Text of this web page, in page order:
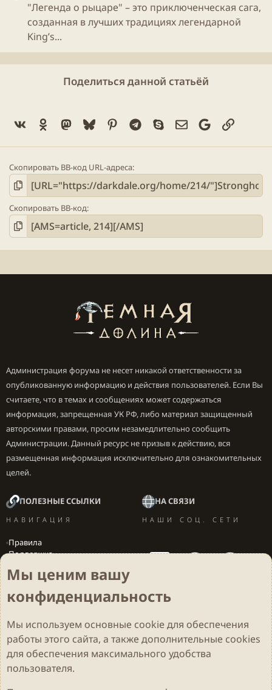
"Легенда о рыцаре" – это приключенческая сага,
созданная в лучших традициях легендарной
King’s...
Поделиться данной статьёй
Vk Ok Mastodon
BlueskyPinterestTelegram
SkypeЭлектронная
GoogleСсылка
Скопировать BB-код URL-адреса
Скопировать BB-код
Администрация форума не несет никакой ответственности за
опубликованную информацию и действия пользователей. Если Вы
считаете, что в темах и сообщениях может содержаться
информация, запрещенная УК РФ, либо материал защищенный
авторскими правами, просим незамедлительно сообщить
Администрации. Данный ресурс не призыв к действию, вся
размещенная информация исключительно для ознакомительных
целей.
ПОЛЕЗНЫЕ ССЫЛКИ
НАВИГАЦИЯ
Правила
Поддержка
Локализация игр
НА СВЯЗИ
НАШИ СОЦ. СЕТИ
Cookies Darkdale - Основа [v.2.3.2 rc1] 🔥
Русский (RU)
Обратная связь
Условия и правила
Политика конфиденциальности
Помощь
R
Мы ценим вашу
конфиденциальность
Мы используем основные cookieдля обеспечения
работы этого сайта, а также дополнительные cookies
для обеспечения максимального удобства
пользователя.